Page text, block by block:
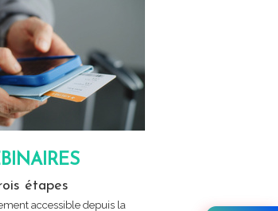
étapes
accessible depuis la